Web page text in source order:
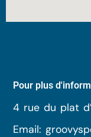
Pour plus
4 rue du plat
Email: